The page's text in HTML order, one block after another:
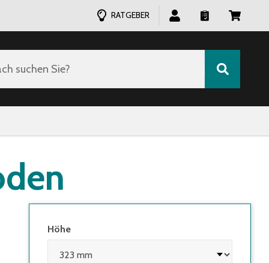
RATGEBER
suchen Sie?
Höhe